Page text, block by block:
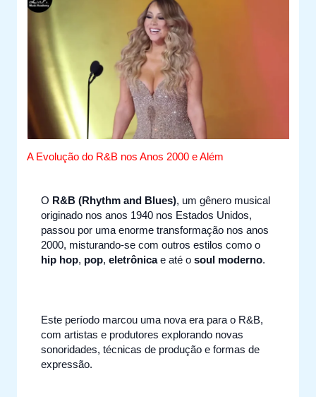
A Evolução do R&B nos Anos 2000 e Além
O R&B (Rhythm and Blues), um gênero musical
originado nos anos 1940 nos Estados Unidos,
passou por uma enorme transformação nos anos
2000, misturando-se com outros estilos como o
hip hop, pop,eletrônicae até osoul moderno.
Este período marcou uma nova era para o R&B,
com artistas e produtores explorando novas
sonoridades, técnicas de produção e formas de
expressão.